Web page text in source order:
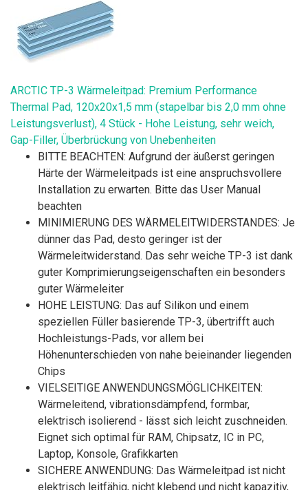
ARCTIC TP-3 Wärmeleitpad: Premium Performance
Thermal Pad, 120x20x1,5 mm (stapelbar bis 2,0 mm ohne
Leistungsverlust), 4 Stück - Hohe Leistung, sehr weich,
Gap-Filler, Überbrückung von Unebenheiten
BITTE BEACHTEN: Aufgrund der äußerst geringen
Härte der Wärmeleitpads ist eine anspruchsvollere
Installation zu erwarten. Bitte das User Manual
beachten
MINIMIERUNG DES WÄRMELEITWIDERSTANDES: Je
dünner das Pad, desto geringer ist der
Wärmeleitwiderstand. Das sehr weiche TP-3 ist dank
guter Komprimierungseigenschaften ein besonders
guter Wärmeleiter
HOHE LEISTUNG: Das auf Silikon und einem
speziellen Füller basierende TP-3, übertrifft auch
Hochleistungs-Pads, vor allem bei
Höhenunterschieden von nahe beieinander liegenden
Chips
VIELSEITIGE ANWENDUNGSMÖGLICHKEITEN:
Wärmeleitend, vibrationsdämpfend, formbar,
elektrisch isolierend - lässt sich leicht zuschneiden.
Eignet sich optimal für RAM, Chipsatz, IC in PC,
Laptop, Konsole, Grafikkarten
SICHERE ANWENDUNG: Das Wärmeleitpad ist nicht
elektrisch leitfähig, nicht klebend und nicht kapazitiv,